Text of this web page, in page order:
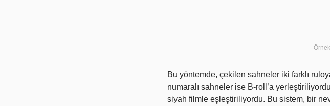
Bu yöntemde, çekilen sahneler iki farklı
numaralı sahneler ise B-roll’a
siyah filmle eşleştiriliyordu. Bu sistem, bir